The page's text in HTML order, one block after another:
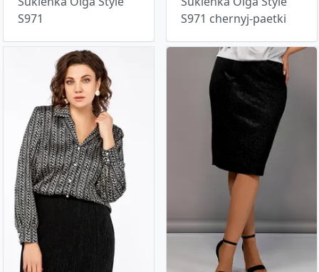
S971
S971 chernyj-paetki